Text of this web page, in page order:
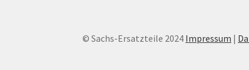
© Sachs-Ersatzteile 2024 Impressum |